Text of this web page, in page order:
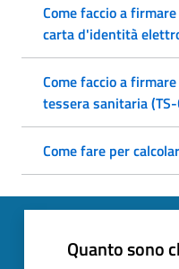
Come faccio a
carta d'identità
Come faccio a
tessera sanitaria (TS-
Come fare per
Quanto sono